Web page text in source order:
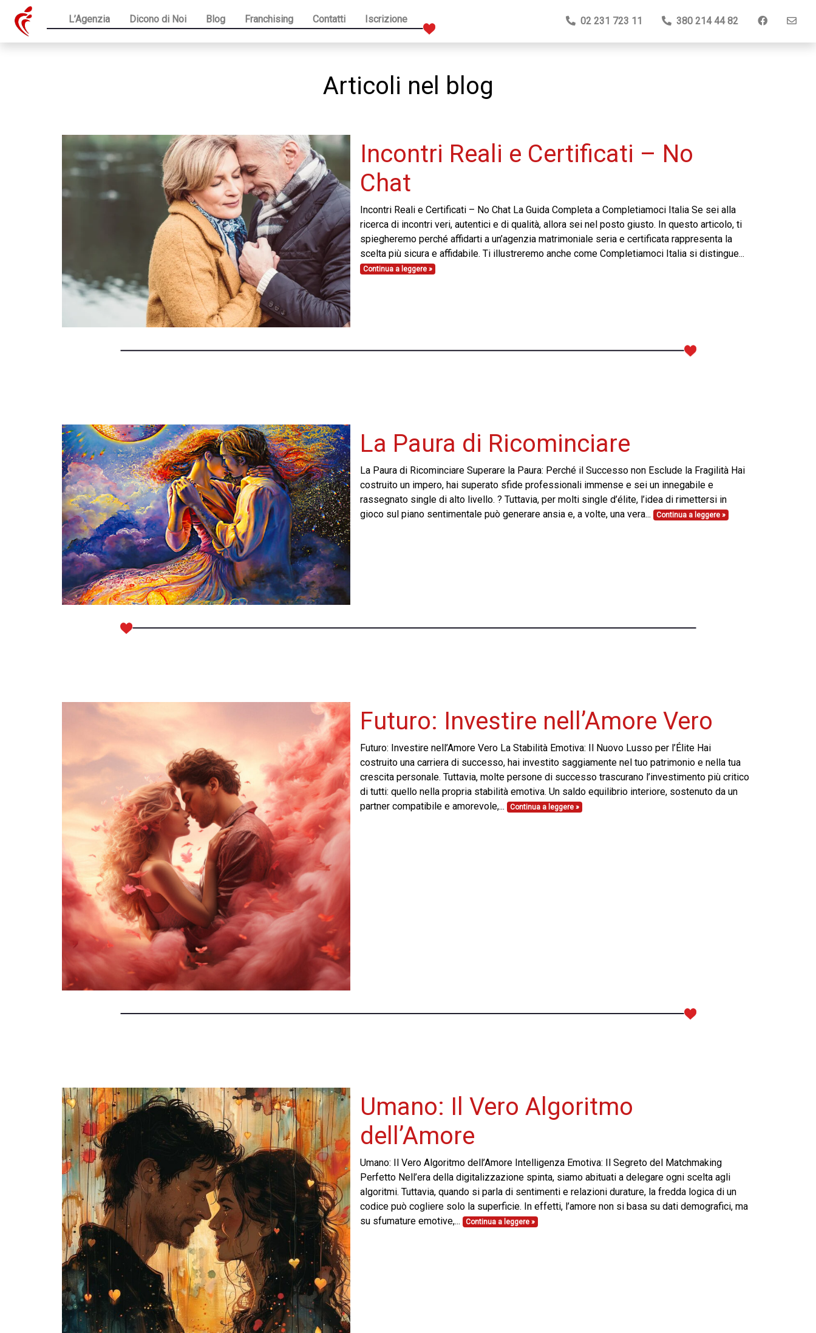
L’Agenzia Dicono di Noi Blog Franchising Contatti Iscrizione 02 231 723 11 380 214 44 82
Articoli nel blog
Incontri Reali e Certificati – No
Chat
Incontri Reali e Certificati – No Chat La Guida Completa a Completiamoci Italia Se sei alla
ricerca di incontri veri, autentici e di qualità, allora sei nel posto giusto. In questo articolo, ti
spiegheremo perché affidarti a un’agenzia matrimoniale seria e certificata rappresenta la
scelta più sicura e affidabile. Ti illustreremo anche come Completiamoci Italia si distingue...
Continua a leggere »
La Paura di Ricominciare
La Paura di Ricominciare Superare la Paura: Perché il Successo non Esclude la Fragilità Hai
costruito un impero, hai superato sfide professionali immense e sei un innegabile e
rassegnato single di alto livello. ? Tuttavia, per molti single d’élite, l’idea di rimettersi in
gioco sul piano sentimentale può generare ansia e, a volte, una vera...
Continua a leggere »
Futuro: Investire nell’Amore Vero
Futuro: Investire nell’Amore Vero La Stabilità Emotiva: Il Nuovo Lusso per l’Élite Hai
costruito una carriera di successo, hai investito saggiamente nel tuo patrimonio e nella tua
crescita personale. Tuttavia, molte persone di successo trascurano l’investimento più critico
di tutti: quello nella propria stabilità emotiva. Un saldo equilibrio interiore, sostenuto da un
partner compatibile e amorevole,...
Continua a leggere »
Umano: Il Vero Algoritmo
dell’Amore
Umano: Il Vero Algoritmo dell’Amore Intelligenza Emotiva: Il Segreto del Matchmaking
Perfetto Nell’era della digitalizzazione spinta, siamo abituati a delegare ogni scelta agli
algoritmi. Tuttavia, quando si parla di sentimenti e relazioni durature, la fredda logica di un
codice può cogliere solo la superficie. In effetti, l’amore non si basa su dati demografici, ma
su sfumature emotive,...
Continua a leggere »